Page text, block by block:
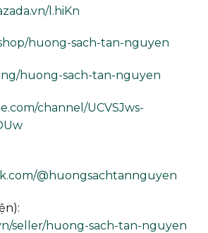
l.hiKn
huong-sach-tan-nguyen
huong-sach-tan-nguyen
channel/UCVSJws-
@huongsachtannguyen
seller/huong-sach-tan-nguyen